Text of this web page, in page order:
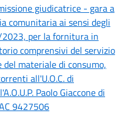
giudicatrice - gara a
comunitaria ai sensi degli
per la fornitura in
comprensivi del servizio
materiale di consumo,
all'U.O.C. di
Paolo Giaccone di
9427506